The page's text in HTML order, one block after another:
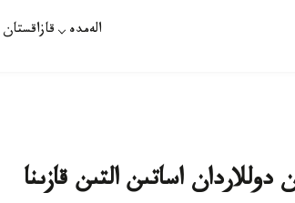
الەمدە قازاقستان
اساتىن التىن قازىنا